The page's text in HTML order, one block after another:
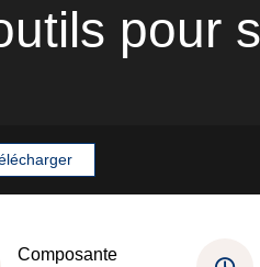
pour
Composante